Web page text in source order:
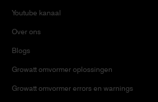
Youtube kanaal
Over ons
Blogs
Growatt omvormer oplossingen
Growatt omvormer errors en warnings